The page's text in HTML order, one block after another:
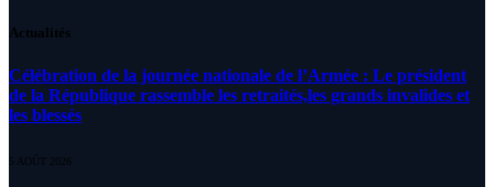
Actualités
Célébration de la journée nationale de l’Armée : Le président
de la République rassemble les retraités,les grands invalides et
les blessés
5 AOÛT 2026